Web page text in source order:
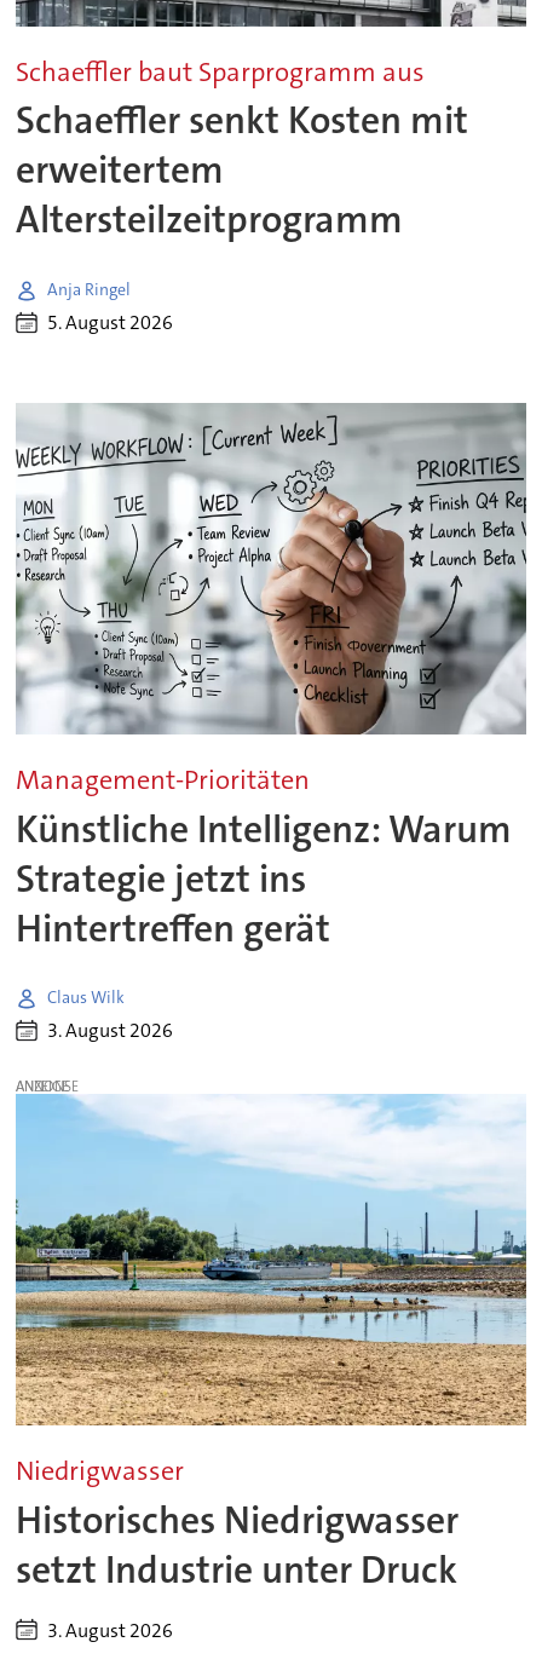
Schaeffler baut Sparprogramm aus
Schaeffler senkt Kosten mit
erweitertem
Altersteilzeitprogramm
Anja Ringel
5. August 2026
Management-Prioritäten
Künstliche Intelligenz: Warum
Strategie jetzt ins
Hintertreffen gerät
Claus Wilk
3. August 2026
ANZEIGE
Niedrigwasser
Historisches Niedrigwasser
setzt Industrie unter Druck
3. August 2026